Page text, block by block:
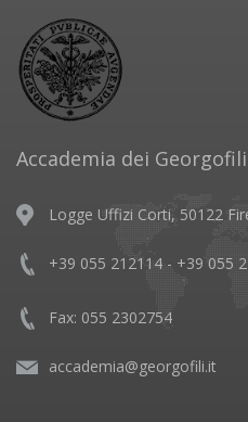
Accademia dei Georgofili
Logge Uffizi Corti, 50122
+39 055 212114 - +39 055
Fax: 055 2302754
accademia@georgofili.it